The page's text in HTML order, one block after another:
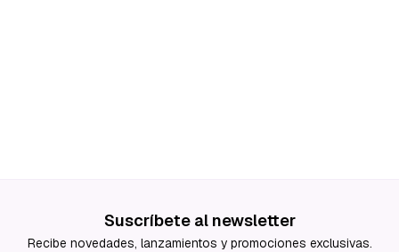
Suscríbete al newsletter
Recibe novedades, lanzamientos y promociones exclusivas.